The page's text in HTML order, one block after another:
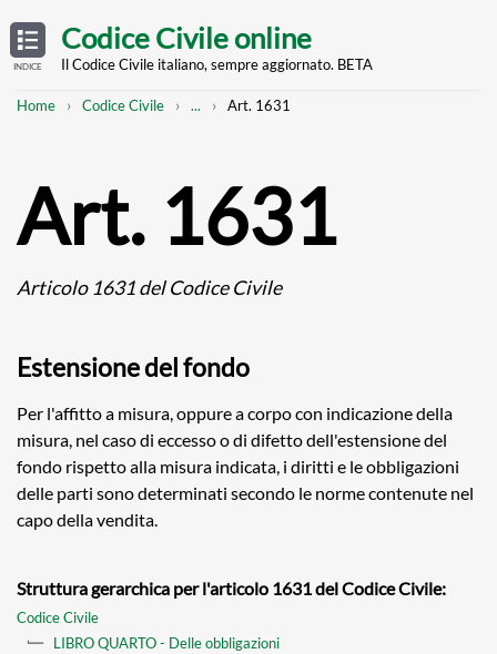
TABLE
OF
CONTENTS
INDICE
main
Codice Civile online
Il Codice Civile italiano, sempre aggiornato. BETA
Breadcrumb
Home Codice Civile
Mostra
... Art. 1631
Art. 1631
Articolo 1631 del Codice Civile
Estensione del fondo
Per l'affitto a misura, oppure a corpo con indicazione della
misura, nel caso di eccesso o di difetto dell'estensione del
fondo rispetto alla misura indicata, i diritti e le obbligazioni
delle parti sono determinati secondo le norme contenute nel
capo della vendita.
Struttura gerarchica per l'articolo 1631 del Codice Civile:
Codice Civile
LIBRO QUARTO - Delle obbligazioni